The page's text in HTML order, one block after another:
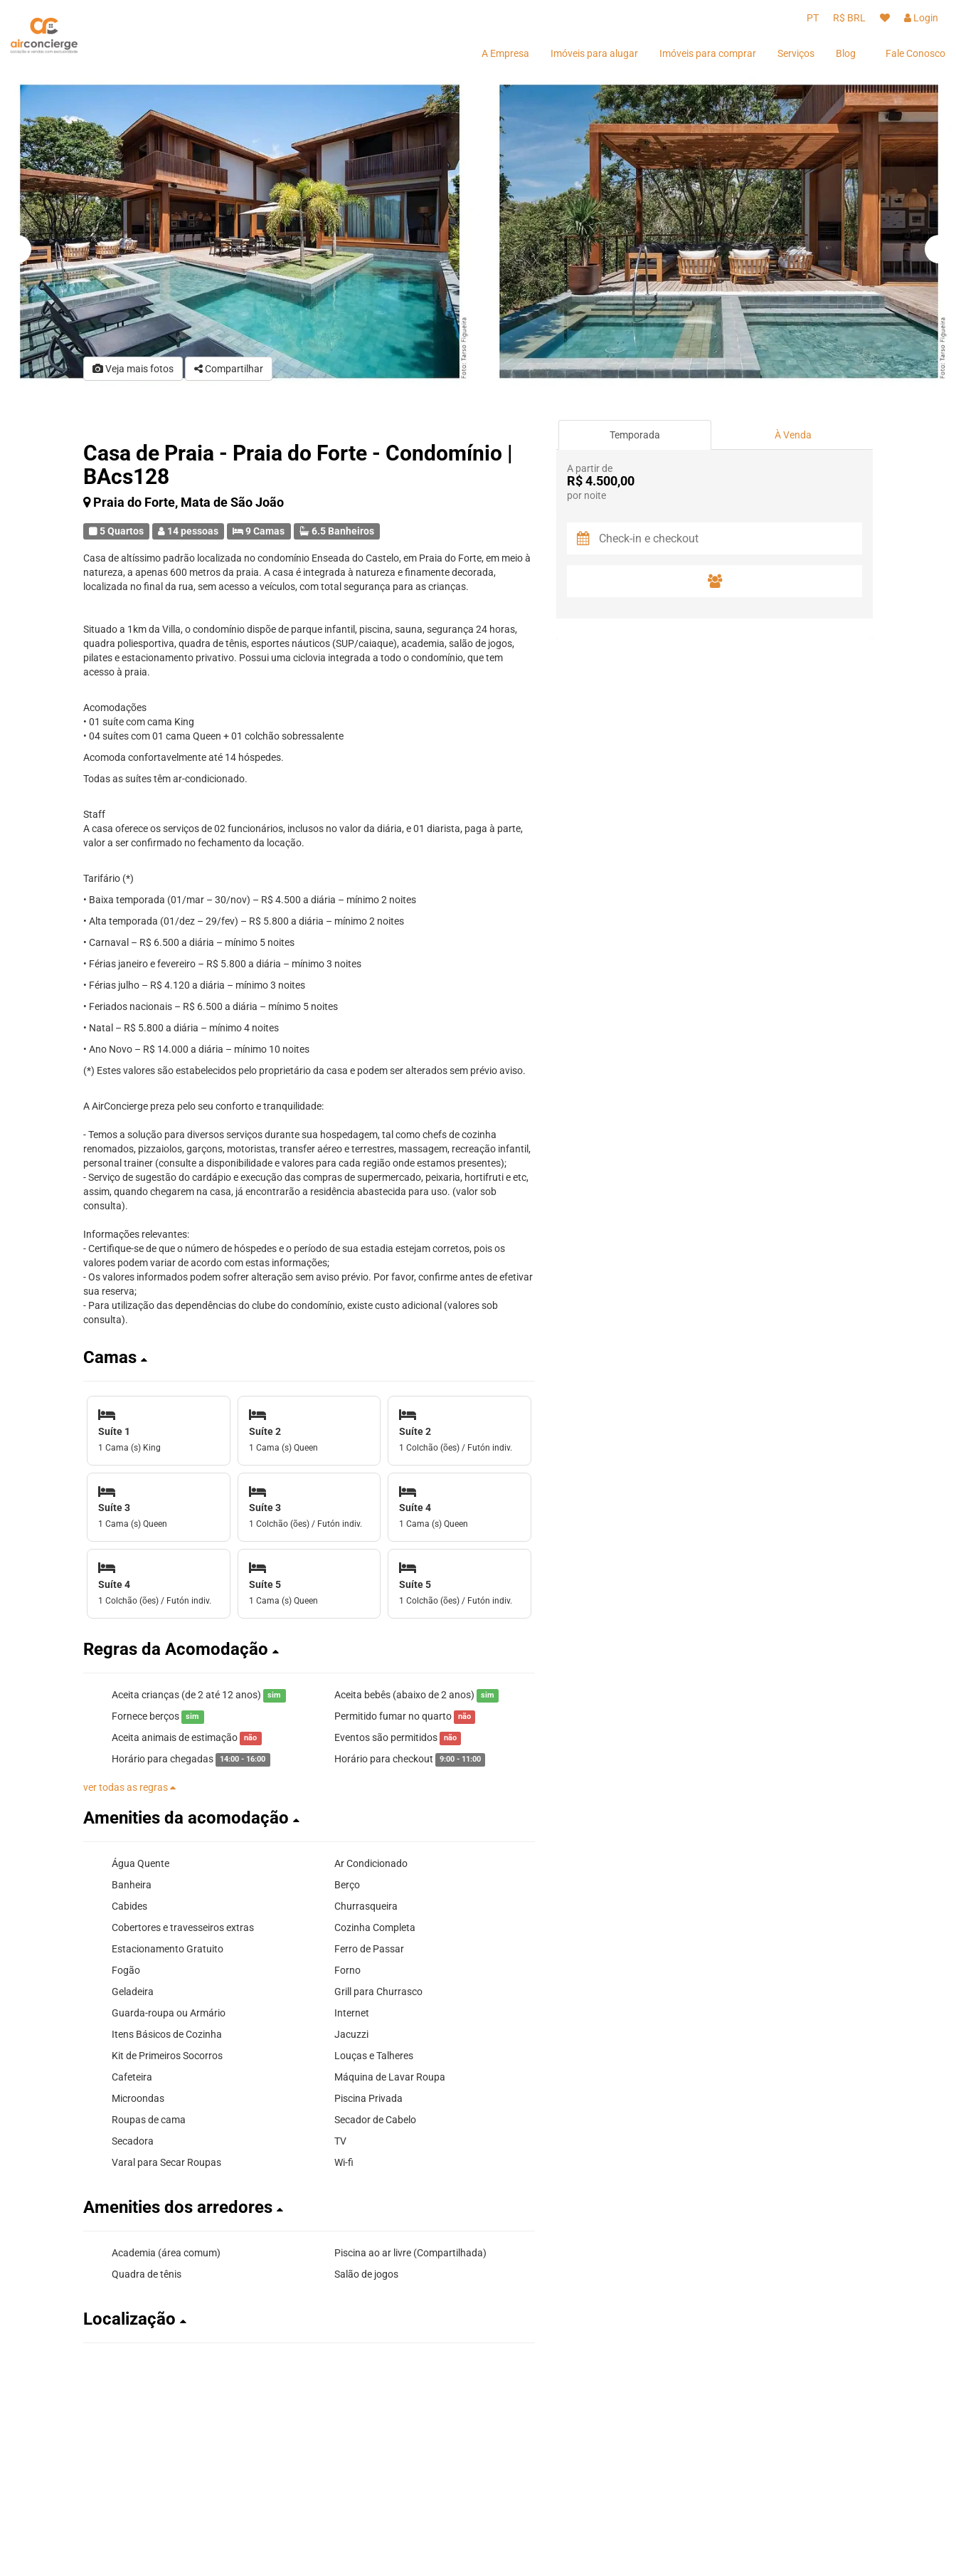
PT R$ BRL Login
A Empresa Imóveis para alugar Imóveis para comprar Serviços
Proprietários
Blog
Proprietários
Fale Conosco
Veja mais fotos Compartilhar
Casa de Praia - Praia do Forte - Condomínio |
BAcs128
Praia do Forte, Mata de São João
5 Quartos 14 pessoas 9 Camas 6.5 Banheiros
Casa de altíssimo padrão localizada no condomínio Enseada do Castelo, em Praia do Forte, em meio à
natureza, a apenas 600 metros da praia. A casa é integrada à natureza e finamente decorada,
localizada no final da rua, sem acesso a veículos, com total segurança para as crianças.
Situado a 1km da Villa, o condomínio dispõe de parque infantil, piscina, sauna, segurança 24 horas,
quadra poliesportiva, quadra de tênis, esportes náuticos (SUP/caiaque), academia, salão de jogos,
pilates e estacionamento privativo. Possui uma ciclovia integrada a todo o condomínio, que tem
acesso à praia.
Acomodações
• 01 suíte com cama King
• 04 suítes com 01 cama Queen + 01 colchão sobressalente
Acomoda confortavelmente até 14 hóspedes.
Todas as suítes têm ar-condicionado.
Staff
A casa oferece os serviços de 02 funcionários, inclusos no valor da diária, e 01 diarista, paga à parte,
valor a ser confirmado no fechamento da locação.
Tarifário (*)
• Baixa temporada (01/mar – 30/nov) – R$ 4.500 a diária – mínimo 2 noites
• Alta temporada (01/dez – 29/fev) – R$ 5.800 a diária – mínimo 2 noites
• Carnaval – R$ 6.500 a diária – mínimo 5 noites
• Férias janeiro e fevereiro – R$ 5.800 a diária – mínimo 3 noites
• Férias julho – R$ 4.120 a diária – mínimo 3 noites
• Feriados nacionais – R$ 6.500 a diária – mínimo 5 noites
• Natal – R$ 5.800 a diária – mínimo 4 noites
• Ano Novo – R$ 14.000 a diária – mínimo 10 noites
(*) Estes valores são estabelecidos pelo proprietário da casa e podem ser alterados sem prévio aviso.
A AirConcierge preza pelo seu conforto e tranquilidade:
- Temos a solução para diversos serviços durante sua hospedagem, tal como chefs de cozinha
renomados, pizzaiolos, garçons, motoristas, transfer aéreo e terrestres, massagem, recreação infantil,
personal trainer (consulte a disponibilidade e valores para cada região onde estamos presentes);
- Serviço de sugestão do cardápio e execução das compras de supermercado, peixaria, hortifruti e etc,
assim, quando chegarem na casa, já encontrarão a residência abastecida para uso. (valor sob
consulta).
Informações relevantes:
- Certifique-se de que o número de hóspedes e o período de sua estadia estejam corretos, pois os
valores podem variar de acordo com estas informações;
- Os valores informados podem sofrer alteração sem aviso prévio. Por favor, confirme antes de efetivar
sua reserva;
- Para utilização das dependências do clube do condomínio, existe custo adicional (valores sob
consulta).
Camas
Suíte 1
1 Cama (s) King
Suíte 2
1 Cama (s) Queen
Suíte 2
1 Colchão (ões) / Futón indiv.
Suíte 3
1 Cama (s) Queen
Suíte 3
1 Colchão (ões) / Futón indiv.
Suíte 4
1 Cama (s) Queen
Suíte 4
1 Colchão (ões) / Futón indiv.
Suíte 5
1 Cama (s) Queen
Suíte 5
1 Colchão (ões) / Futón indiv.
Regras da Acomodação
Aceita crianças (de 2 até 12 anos) sim Aceita bebês (abaixo de 2 anos) sim
Fornece berços sim Permitido fumar no quarto não
Aceita animais de estimação não Eventos são permitidos não
Horário para chegadas 14:00 - 16:00 Horário para checkout 9:00 - 11:00
ver todas as regras
Amenities da acomodação
Água Quente
Ar Condicionado
Banheira
Berço
Cabides
Churrasqueira
Cobertores e travesseiros extras
Cozinha Completa
Estacionamento Gratuito
Ferro de Passar
Fogão
Forno
Geladeira
Grill para Churrasco
Guarda-roupa ou Armário
Internet
Itens Básicos de Cozinha
Jacuzzi
Kit de Primeiros Socorros
Louças e Talheres
Cafeteira
Máquina de Lavar Roupa
Microondas
Piscina Privada
Roupas de cama
Secador de Cabelo
Secadora
TV
Varal para Secar Roupas
Wi-fi
Amenities dos arredores
Academia (área comum)
Piscina ao ar livre (Compartilhada)
Quadra de tênis
Salão de jogos
Localização
Temporada À Venda
A partir de
R$ 4.500,00
por noite